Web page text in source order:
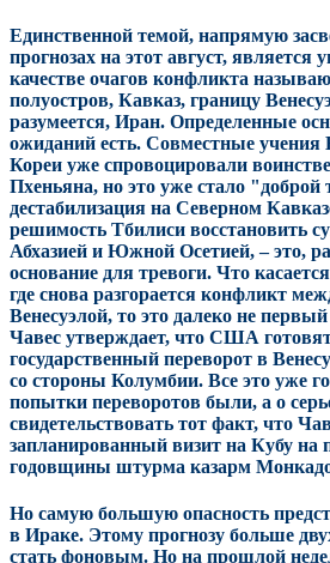
Единственной темой, напрямую
прогнозах на этот август, является
качестве очагов конфликта
полуостров, Кавказ, границу
разумеется, Иран. Определенные
ожиданий есть. Совместные
Кореи уже спровоцировали
Пхеньяна, но это уже стало
дестабилизация на Северном
решимость Тбилиси восстановить
Абхазией и Южной Осетией, – это,
основание для тревоги. Что
где снова разгорается конфликт
Венесуэлой, то это далеко не
Чавес утверждает, что США
государственный переворот в
со стороны Колумбии. Все это уже
попытки переворотов были, а о
свидетельствовать тот факт, что
запланированный визит на Кубу на
годовщины штурма казарм
Но самую большую опасность
в Ираке. Этому прогнозу больше
стать фоновым. Но на прошлой